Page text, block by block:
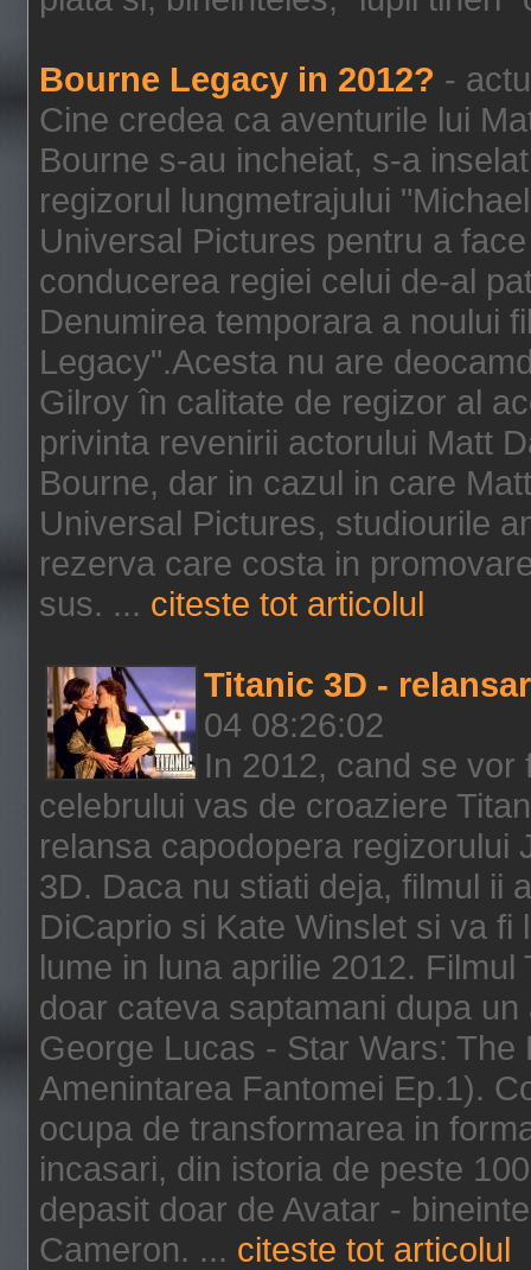
Bourne Legacy in 2012? -
Cine credea ca aventurile lui
Bourne s-au incheiat, s-a
regizorul lungmetrajului
Universal Pictures pentru a
conducerea regiei celui de-al
Denumirea temporara a noului
Legacy".Acesta nu are
Gilroy în calitate de regizor al
privinta revenirii actorului Matt
Bourne, dar in cazul in care
Universal Pictures, studiourile
rezerva care costa in
sus. ... citeste tot articolul
Titanic 3D -
04 08:26:02
In 2012, cand se
celebrului vas de croaziere
relansa capodopera regizorului
3D. Daca nu stiati deja, filmul ii
DiCaprio si Kate Winslet si va
lume in luna aprilie 2012.
doar cateva saptamani dupa
George Lucas - Star Wars:
Amenintarea Fantomei Ep.1).
ocupa de transformarea in
incasari, din istoria de peste
depasit doar de Avatar -
Cameron. ... citeste tot articolul